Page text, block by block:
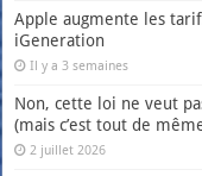
Apple augmente les
iGeneration
Il y a 3 semaines
Non, cette loi ne veut
(mais c’est tout de
2 juillet 2026